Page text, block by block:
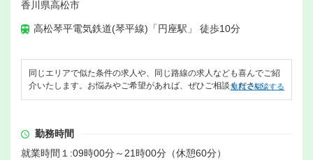
香川県高松市
高松琴平電気鉄道(琴平線)「円座駅」 徒歩10分
同じエリアで似た条件の求人や、同じ路線の求人なども喜んでご紹
介いたします。お悩みやご希望があれば、ぜひご相談ください。
無料で相談する
勤務時間
就業時間１:09時00分～21時00分（休憩60分）